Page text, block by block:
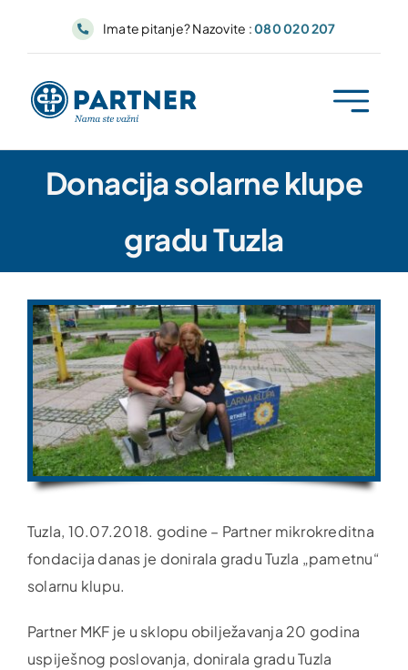
Imate pitanje? Nazovite :080 020 207
Donacija solarne klupe
gradu Tuzla
Tuzla, 10.07.2018. godine – Partner mikrokreditna
fondacija danas je donirala gradu Tuzla „pametnu“
solarnu klupu.
Partner MKF je u sklopu obilježavanja 20 godina
uspiješnog poslovanja, donirala gradu Tuzla